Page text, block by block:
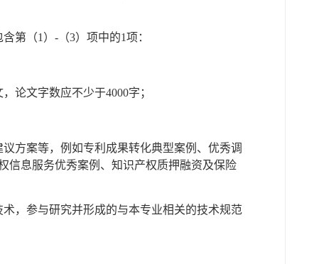
第（1）-（3）项中的1项：
论文字数应不少于4000字；
方案等，例如专利成果转化典型案例、优秀调
信息服务优秀案例、知识产权质押融资及保险
，参与研究并形成的与本专业相关的技术规范